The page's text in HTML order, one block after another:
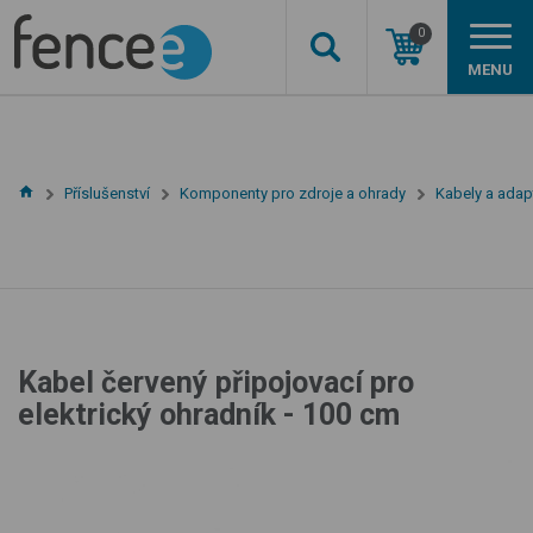
0
MENU
Příslušenství Komponenty pro zdroje a ohrady Kabely a
Kabel červený připojovací pro
elektrický ohradník - 100 cm